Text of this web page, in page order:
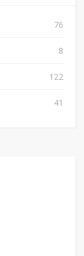
76
8
122
41